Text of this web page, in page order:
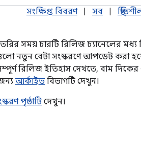
সংক্ষিপ্ত বিবরণ সব
সময় চারটি রিলিজ চ্যানেলের মধ্য
নতুন বেটা সংস্করণে আপডেট করা
রিলিজ ইতিহাস দেখতে, বাম দিকের
আর্কাইভ বিভাগটি দেখুন।
পৃষ্ঠাটি দেখুন।